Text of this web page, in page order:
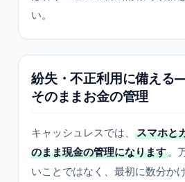
い。
紛失・不正利用に備え
そのままお金の管理
キャッシュレスでは、
スマホと
のまま現金の管理になります。
いことではなく、最初に数分か